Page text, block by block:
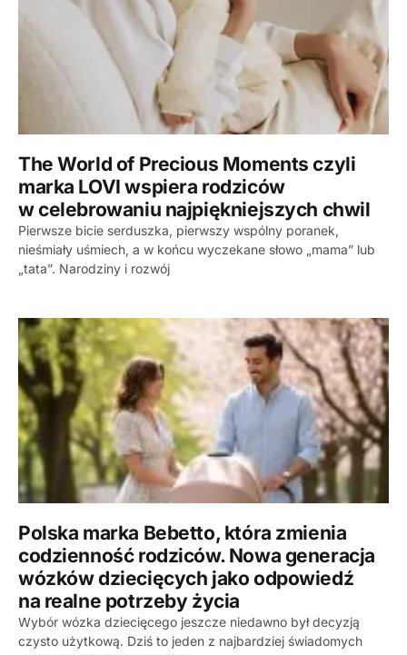
The World of Precious Moments czyli
marka LOVI wspiera rodziców
w celebrowaniu najpiękniejszych chwil
Pierwsze bicie serduszka, pierwszy wspólny poranek,
nieśmiały uśmiech, a w końcu wyczekane słowo „mama” lub
„tata”. Narodziny i rozwój
Polska marka Bebetto, która zmienia
codzienność rodziców. Nowa generacja
wózków dziecięcych jako odpowiedź
na realne potrzeby życia
Wybór wózka dziecięcego jeszcze niedawno był decyzją
czysto użytkową. Dziś to jeden z najbardziej świadomych